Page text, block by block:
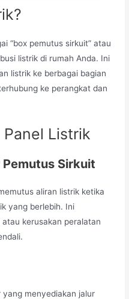
“box pemutus sirkuit” atau
listrik di rumah Anda. Ini
listrik ke berbagai bagian
ke perangkat dan
Listrik
Sirkuit
aliran listrik ketika
yang berlebih. Ini
kerusakan peralatan
menyediakan jalur